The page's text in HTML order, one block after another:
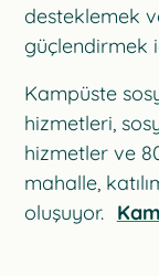
desteklemek
güçlendirmek
Kampüste
hizmetleri,
hizmetler ve
mahalle,
oluşuyor.